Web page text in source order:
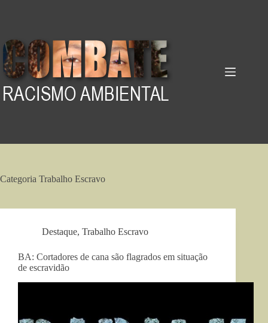
Categoria Trabalho Escravo
Destaque, Trabalho Escravo
BA: Cortadores de cana são flagrados em situação
de escravidão